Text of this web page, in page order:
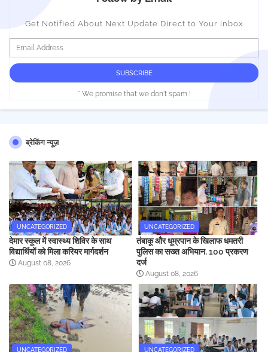
Get Notified About Next Update Direct to Your inbox
* We promise that we don't spam !
ब्रेकिंग न्यूज़
UNCATEGORIZED
देमार स्कूल में स्वास्थ्य शिविर के साथ
विद्यार्थियों को मिला करियर मार्गदर्शन
August 08, 2026
UNCATEGORIZED
तंबाकू और धूम्रपान के खिलाफ धमतरी
पुलिस का सख्त अभियान, 100 प्रकरण
दर्ज
August 08, 2026
UNCATEGORIZED UNCATEGORIZED